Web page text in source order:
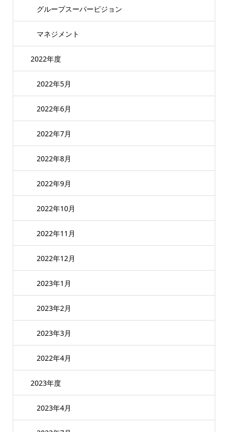
グループスーパービジョン
マネジメント
2022年度
2022年5月
2022年6月
2022年7月
2022年8月
2022年9月
2022年10月
2022年11月
2022年12月
2023年1月
2023年2月
2023年3月
2022年4月
2023年度
2023年4月